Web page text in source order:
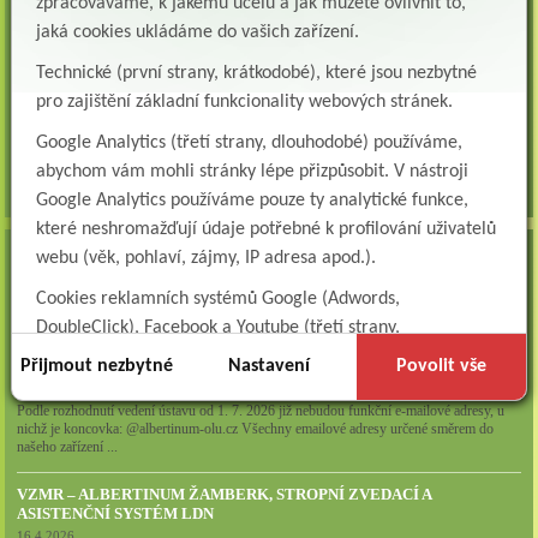
Logoped/klinický logoped
KLINICKÉHO LOGOPEDA Nab...
Albertinum, odborný léčebný ústav, přijme do pracovního
poměru: ERGOTERAPEUTA, EGOTERAPEUTKU Požadujeme:odbornou způsobi...
všechna volná místa »
AKTUALITY
Zapojte se do naší fotosoutěže!
29.7.2026
POZOR - Změna koncovky emailové adresy
Podle rozhodnutí vedení ústavu od 1. 7. 2026 již nebudou funkční e-mailové adresy, u
nichž je koncovka: @albertinum-olu.cz Všechny emailové adresy určené směrem do
našeho zařízení ...
VZMR – ALBERTINUM ŽAMBERK, STROPNÍ ZVEDACÍ A
ASISTENČNÍ SYSTÉM LDN
jaká cookies ukládáme do vašich zařízení.
Technické (první strany, krátkodobé), které jsou nezbytné
pro zajištění základní funkcionality webových stránek.
Google Analytics (třetí strany, dlouhodobé) používáme,
abychom vám mohli stránky lépe přizpůsobit. V nástroji
Google Analytics používáme pouze ty analytické funkce,
které neshromažďují údaje potřebné k profilování uživatelů
webu (věk, pohlaví, zájmy, IP adresa apod.).
Cookies reklamních systémů Google (Adwords,
DoubleClick), Facebook a Youtube (třetí strany,
dlouhodobé). Tyto
cookiesslouží k marketingovému
například prostřednictvím personalizované reklamy na
sociálních sítích.
Technické cookies lišty CookieBot (třetí strany, dlouhodobé),
díky které si naše webové stránky pamatují vaše volby
Přijmout nezbytné Nastavení Povolit vše